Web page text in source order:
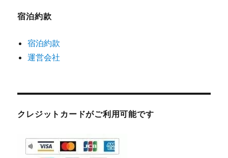
知
せ
宿泊約款
宿泊約款
運営会社
クレジットカードがご利用可能です